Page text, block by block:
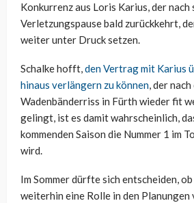
Konkurrenz aus Loris Karius, der nach
Verletzungspause bald zurückkehrt,
weiter unter Druck setzen.
Schalke hofft,den Vertrag mit Karius
hinaus verlängern zu können, der
Wadenbänderriss in Fürth wieder fit
gelingt, ist es damit wahrscheinlich,
kommenden Saison die Nummer 1 im
wird.
Im Sommer dürfte sich entscheiden,
weiterhin eine Rolle in den Planungen